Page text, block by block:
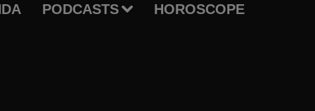
PODCASTS HOROSCOPE